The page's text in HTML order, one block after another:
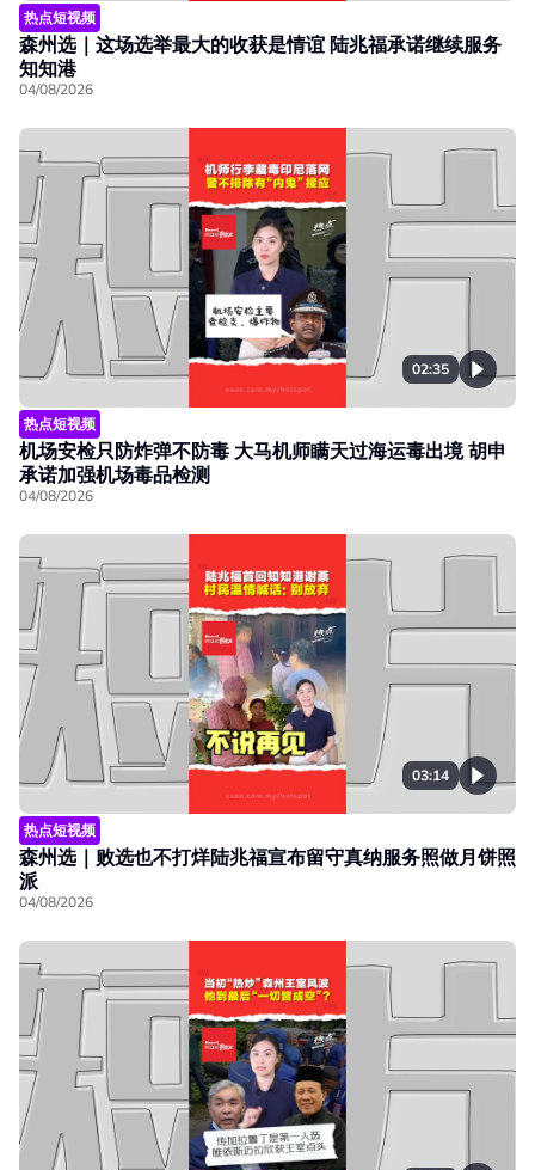
热点短视频
森州选｜这场选举最大的收获是情谊 陆兆福承诺继续服务
知知港
04/08/2026
02:35
热点短视频
机场安检只防炸弹不防毒 大马机师瞒天过海运毒出境 胡申
承诺加强机场毒品检测
04/08/2026
03:14
热点短视频
森州选｜败选也不打烊陆兆福宣布留守真纳服务照做月饼照
派
04/08/2026